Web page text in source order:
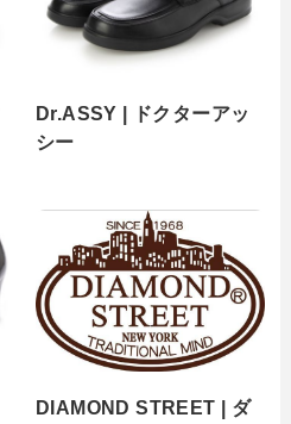
Dr.ASSY | ドクターアッ
シー
DIAMOND STREET | ダ